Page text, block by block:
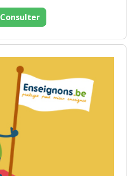
Consulter